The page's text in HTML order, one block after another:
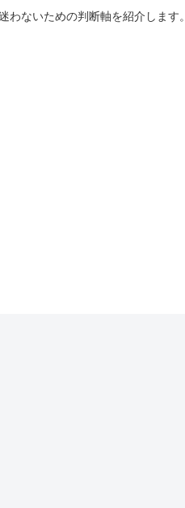
ないための判断軸を紹介します。